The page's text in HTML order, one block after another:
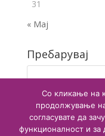
31
« Мај
Пребарувај
Со кликање на
продолжување
согласувате да
функционалност и